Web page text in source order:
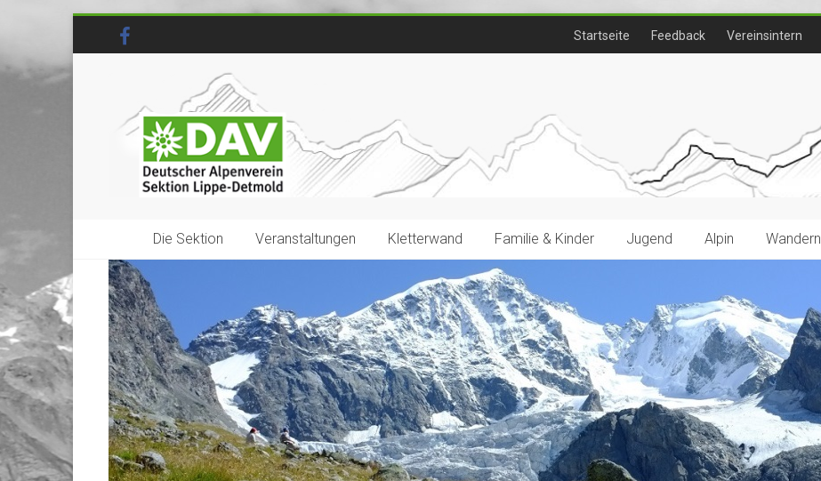
Startseite Feedback Vereinsintern
Die Sektion Veranstaltungen Kletterwand Familie & Kinder Jugend Alpin Wandern